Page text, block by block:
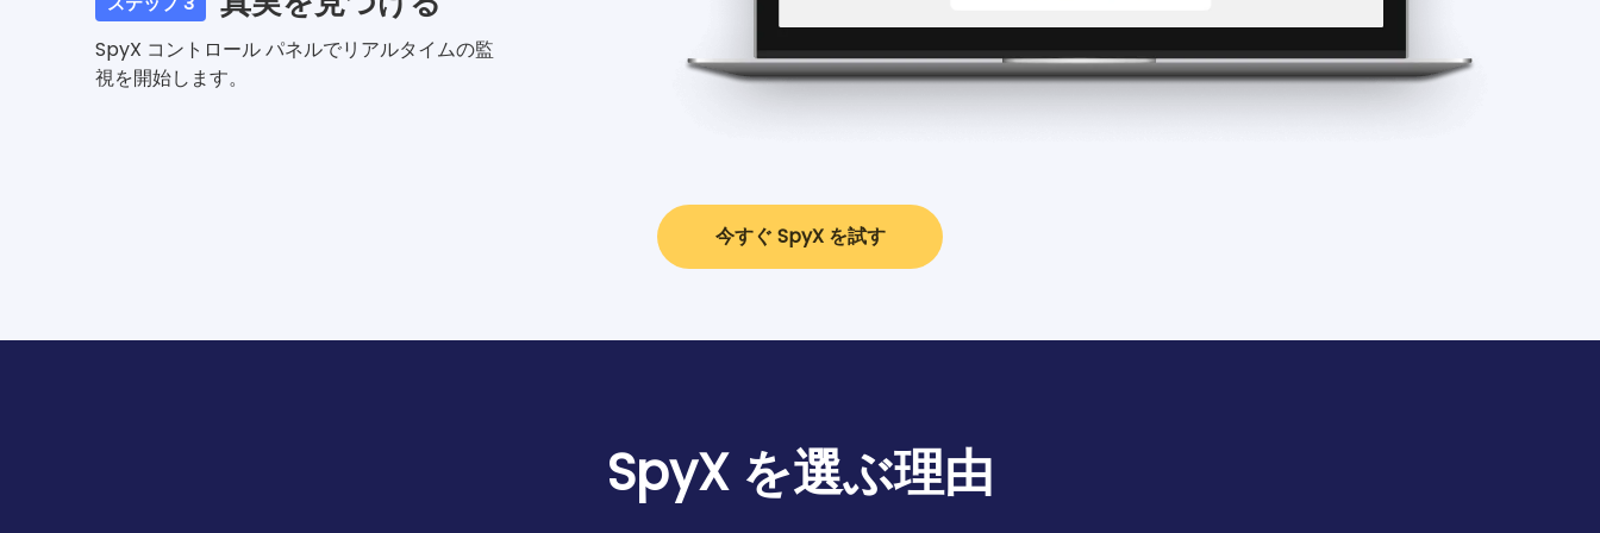
SpyX コントロール パネルでリアルタイムの監
視を開始します。
今すぐ SpyX を試す
SpyX を選ぶ理由